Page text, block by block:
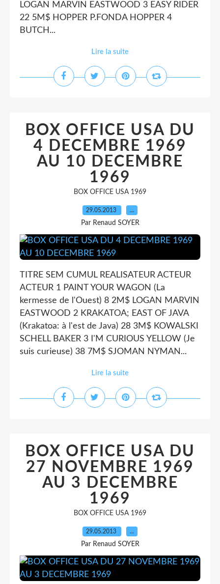
LOGAN MARVIN EASTWOOD 3 EASY RIDER
22 5M$ HOPPER P.FONDA HOPPER 4
BUTCH...
Lire la suite
BOX OFFICE USA DU
4 DECEMBRE 1969
AU 10 DECEMBRE
1969
BOX OFFICE USA 1969
29.05.2013 …
Par Renaud SOYER
TITRE SEM CUMUL REALISATEUR ACTEUR
ACTEUR 1 PAINT YOUR WAGON (La
kermesse de l'Ouest) 8 2M$ LOGAN MARVIN
EASTWOOD 2 KRAKATOA; EAST OF JAVA
(Krakatoa: à l'est de Java) 28 3M$ KOWALSKI
SCHELL BAKER 3 I'M CURIOUS YELLOW (Je
suis curieuse) 38 7M$ SJOMAN NYMAN...
Lire la suite
BOX OFFICE USA DU
27 NOVEMBRE 1969
AU 3 DECEMBRE
1969
BOX OFFICE USA 1969
29.05.2013 …
Par Renaud SOYER